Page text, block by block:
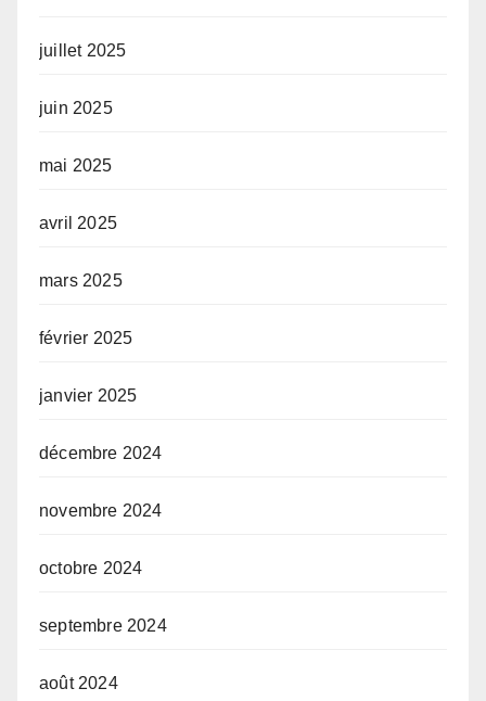
juillet 2025
juin 2025
mai 2025
avril 2025
mars 2025
février 2025
janvier 2025
décembre 2024
novembre 2024
octobre 2024
septembre 2024
août 2024